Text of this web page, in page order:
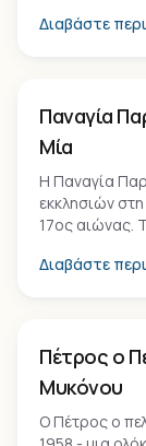
Διαβάστε
Παναγία
Μία
Η Παναγία
εκκλησιών
17ος αιώνας.
Διαβάστε
Εμπειρία
Πέτρος ο
Μυκόνου
Ο Πέτρος ο